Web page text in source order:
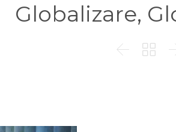
Globalizare,
 